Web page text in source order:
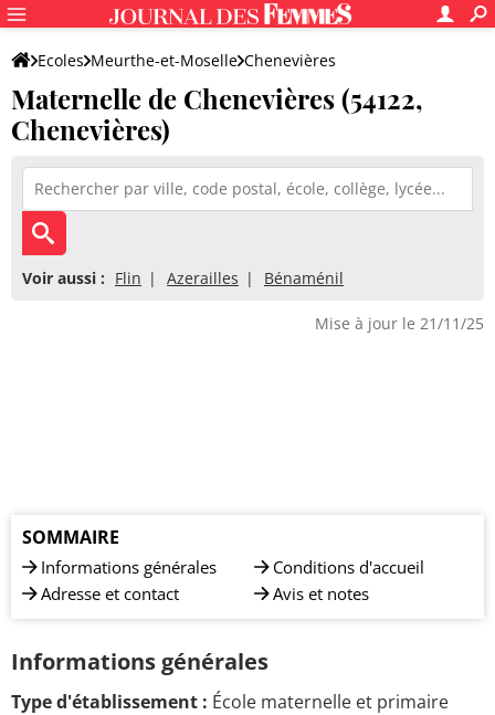
Ecoles Meurthe-et-Moselle Chenevières
Maternelle de Chenevières
Maternelle de Chenevières (54122,
Chenevières)
Voir aussi : Flin Azerailles Bénaménil
Mise à jour le 21/11/25
SOMMAIRE
Informations générales
Adresse et contact
Conditions d'accueil
Avis et notes
Informations générales
Type d'établissement : École maternelle et primaire